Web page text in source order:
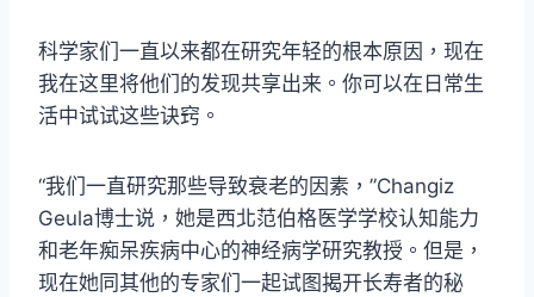
科学家们一直以来都在研究年轻的根本原因，现在
我在这里将他们的发现共享出来。你可以在日常生
活中试试这些诀窍。
“我们一直研究那些导致衰老的因素，”Changiz
Geula博士说，她是西北范伯格医学学校认知能力
和老年痴呆疾病中心的神经病学研究教授。但是，
现在她同其他的专家们一起试图揭开长寿者的秘